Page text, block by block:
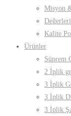
Misyon
Kalite
Ürünler
Süprem
2 İplik
3 İplik
3 İplik
3 İplik